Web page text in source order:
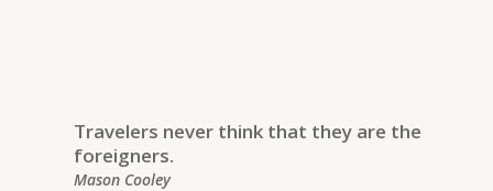
Travelers never think that they are the
foreigners.
Mason Cooley